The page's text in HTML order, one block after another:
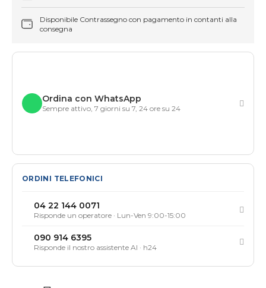
Disponibile Contrassegno con pagamento in contanti alla
consegna
Ordina con WhatsApp
Sempre attivo, 7 giorni su 7, 24 ore su 24
ORDINI TELEFONICI
04 22 144 0071
Risponde un operatore · Lun-Ven 9:00-15:00
090 914 6395
Risponde il nostro assistente AI · h24